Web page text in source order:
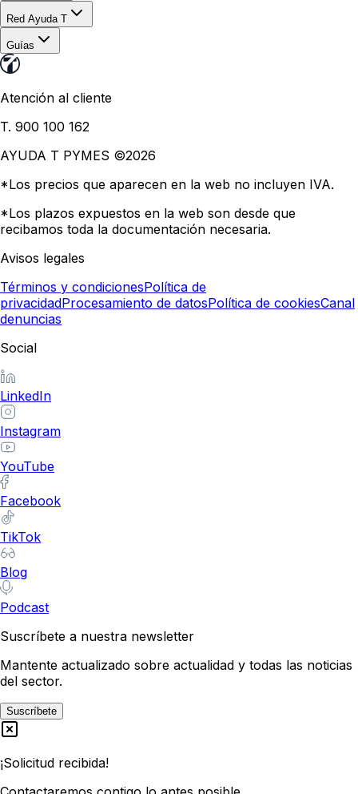
Red Ayuda T
Guías
Atención al cliente
T. 900 100 162
AYUDA T PYMES ©2026
*Los precios que aparecen en la web no incluyen IVA.
*Los plazos expuestos en la web son desde que
recibamos toda la documentación necesaria.
Avisos legales
Términos y condicionesPolítica de
privacidadProcesamiento de datosPolítica de cookiesCanal
denuncias
Social
LinkedIn
Instagram
YouTube
Facebook
TikTok
Blog
Podcast
Suscríbete a nuestra newsletter
Mantente actualizado sobre actualidad y todas las noticias
del sector.
Suscríbete
¡Solicitud recibida!